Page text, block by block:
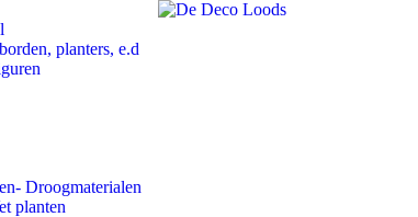
planters, e.d
Droogmaterialen
planten